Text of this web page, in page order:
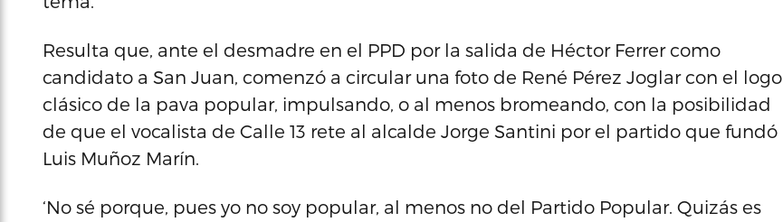
Resulta que, ante el desmadre en el PPD por la salida de Héctor Ferrer como
candidato a San Juan, comenzó a circular una foto de René Pérez Joglar con el logo
clásico de la pava popular, impulsando, o al menos bromeando, con la posibilidad
de que el vocalista de Calle 13 rete al alcalde Jorge Santini por el partido que fundó
Luis Muñoz Marín.
‘No sé porque, pues yo no soy popular, al menos no del Partido Popular. Quizás es